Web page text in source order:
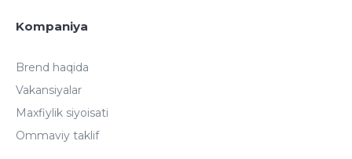
Kompaniya
Brend haqida
Vakansiyalar
Maxfiylik siyoisati
Ommaviy taklif